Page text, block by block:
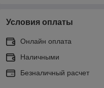
Условия оплаты
Онлайн оплата
Наличными
Безналичный расчет